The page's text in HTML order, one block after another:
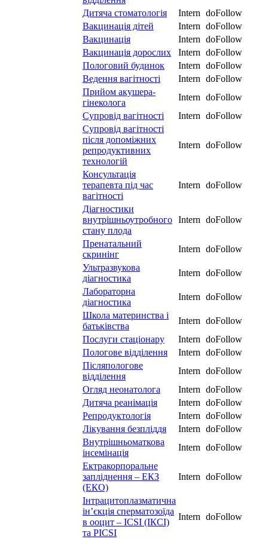
Дитяча стоматологія
Intern doFollow
Вакцинація дітей
Intern doFollow
Вакцинація
Intern doFollow
Вакцинація дорослих
Intern doFollow
Пологовий будинок
Intern doFollow
Ведення вагітності
Intern doFollow
Прийом акушера-
гінеколога
Intern doFollow
Супровід вагітності
Intern doFollow
Супровід вагітності
після допоміжних
репродуктивних
технологій
Intern doFollow
Консультація
терапевта під час
вагітності
Intern doFollow
Діагностики
внутрішньоутробного
стану плода
Intern doFollow
Пренатальний
скринінг
Intern doFollow
Ультразвукова
діагностика
Intern doFollow
Лабораторна
діагностика
Intern doFollow
Школа материнства і
батьківства
Intern doFollow
Послуги стаціонару
Intern doFollow
Пологове відділення
Intern doFollow
Післяпологове
відділення
Intern doFollow
Огляд неонатолога
Intern doFollow
Дитяча реанімація
Intern doFollow
Репродуктологія
Intern doFollow
Лікування безпліддя
Intern doFollow
Внутрішньоматкова
інсемінація
Intern doFollow
Ектракорпоральне
запліднення – ЕКЗ
(ЕКО)
Intern doFollow
Інтрацитоплазматична
ін’єкція сперматозоїда
в ооцит – ICSI (ІКСІ)
та PICSI
Intern doFollow